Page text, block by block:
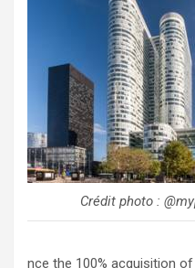
Crédit photo :
nce the 100% acquisition